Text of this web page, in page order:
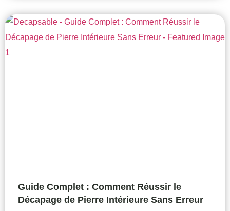
Guide Complet : Comment Réussir le
Décapage de Pierre Intérieure Sans Erreur